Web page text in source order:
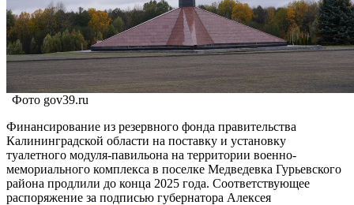
Фото gov39.ru
Финансирование из резервного фонда правительства
Калининградской области на поставку и установку
туалетного модуля-павильона на территории военно-
мемориального комплекса в поселке Медведевка Гурьевского
района продлили до конца 2025 года. Соответствующее
распоряжение за подписью губернатора Алексея